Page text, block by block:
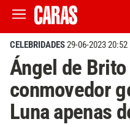
CELEBRIDADES29-06-2023 20:52
Ángel de
conmovedor
Luna apenas